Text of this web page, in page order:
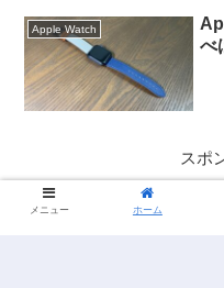
Apple Watch
べ
スポ
メニュー ホーム